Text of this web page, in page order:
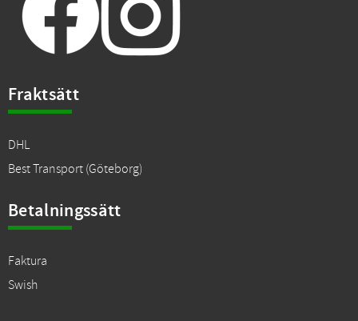
Fraktsätt
DHL
Best Transport (Göteborg)
Betalningssätt
Faktura
Swish